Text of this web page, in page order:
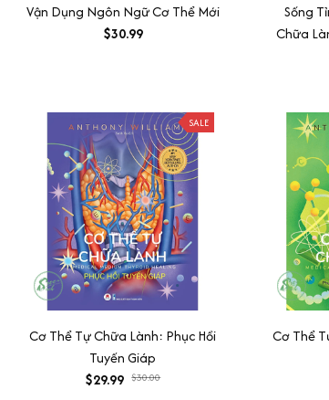
Vận Dụng Ngôn Ngữ Cơ Thể Mới
$30.99
Sống
Chữa
SALE
Cơ Thể Tự Chữa Lành: Phục Hồi
Tuyến Giáp
$29.99 $30.00
Cơ Thể